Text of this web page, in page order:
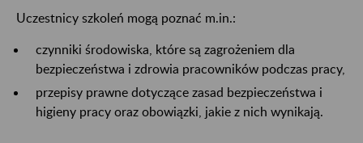
Uczestnicy szkoleń mogą poznać m.in.:
czynniki środowiska, które są zagrożeniem dla
bezpieczeństwa i zdrowia pracowników podczas pracy,
przepisy prawne dotyczące zasad bezpieczeństwa i
higieny pracy oraz obowiązki, jakie z nich wynikają.